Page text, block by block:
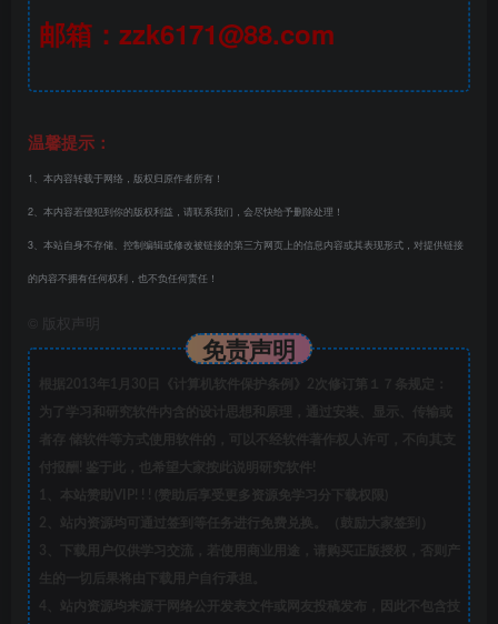
邮箱：zzk6171@88.com
温馨提示：
1、本内容转载于网络，版权归原作者所有！
2、本内容若侵犯到你的版权利益，请联系我们，会尽快给予删除处理！
3、本站自身不存储、控制编辑或修改被链接的第三方网页上的信息内容或其表现形式，对提供链接
的内容不拥有任何权利，也不负任何责任！
版权声明
免责声明